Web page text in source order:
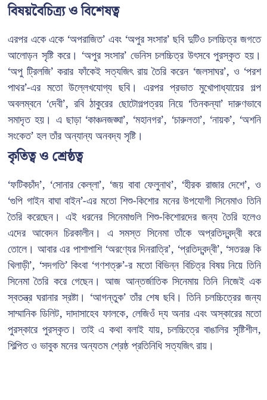
বিষয়বৈচিত্র্য ও বিশেষত্ব
এরপর একে একে ‘অপরাজিত’ এবং ‘অপুর সংসার’ ছবি দুটিও চলচ্চিত্র জগতে
আলোড়ন সৃষ্টি করে। ‘অপুর সংসার’ ভেনিস চলচ্চিত্র উৎসবে পুরস্কৃত হয়।
‘অপু ট্রিলজি’ করার ফাঁকেই সত্যজিৎ রায় তৈরি করেন ‘জলসাঘর’, ও ‘পরশ
পাথর’-এর মতো উল্লেখযোগ্য ছবি। এরপর প্রভাত মুখোপাধ্যায়ের গল্প
অবলম্বনে ‘দেবী’, রবি ঠাকুরের ছোটোগল্পত্রয় নিয়ে ‘তিনকন্যা’ দারুণভাবে
সমাদৃত হয়। এ ছাড়া ‘কাঞ্চনজঙ্ঘা’, ‘মহানগর’, ‘চারুলতা’, ‘নায়ক’, ‘অশনি
সংকেত’ হল তাঁর অন্যান্য অনবদ্য সৃষ্টি।
কৃতিত্ব ও শ্রেষ্ঠত্ব
‘ফটিকচাঁদ’, ‘সোনার কেল্লা’, ‘জয় বাবা ফেলুনাথ’, ‘হীরক রাজার দেশে’, ও
‘গুপি গাইন বাঘা বাইন’-এর মতো শিশু-কিশোর মনের উপযোগী সিনেমাও তিনি
তৈরি করেছেন। এই ধরনের সিনেমাগুলি শিশু-কিশোরদের জন্য তৈরি হলেও
এদের আবেদন চিরকালীন। এ সমস্ত সিনেমা তাঁকে অপ্রতিদ্বন্দ্বী করে
তোলে। আবার এর পাশাপাশি ‘অরণ্যের দিনরাত্রি’, ‘প্রতিদ্বন্দ্বী’, ‘সতরঞ্জ কি
খিলাড়ী’, ‘সদগতি’ কিংবা ‘গণশত্রু’-র মতো বিভিন্ন বিচিত্র বিষয় নিয়ে তিনি
সিনেমা তৈরি করে গেছেন। আজ আন্তর্জাতিক সিনেমায় তিনি নিজেই এক
স্বতন্ত্র ঘরানার স্রষ্টা। ‘আগন্তুক’ তাঁর শেষ ছবি। তিনি চলচ্চিত্রের জন্য
সাম্মানিক ডিলিট, দাদাসাহেব ফালকে, লেজিওঁ দ্য অনার এবং অস্কারের মতো
পুরস্কারে পুরস্কৃত। তাই এ কথা বলাই যায়, চলচ্চিত্রে বাঙালির সৃষ্টিশীল,
শিল্পিত ও ভাবুক মনের অন্যতম শ্রেষ্ঠ প্রতিনিধি সত্যজিৎ রায়।